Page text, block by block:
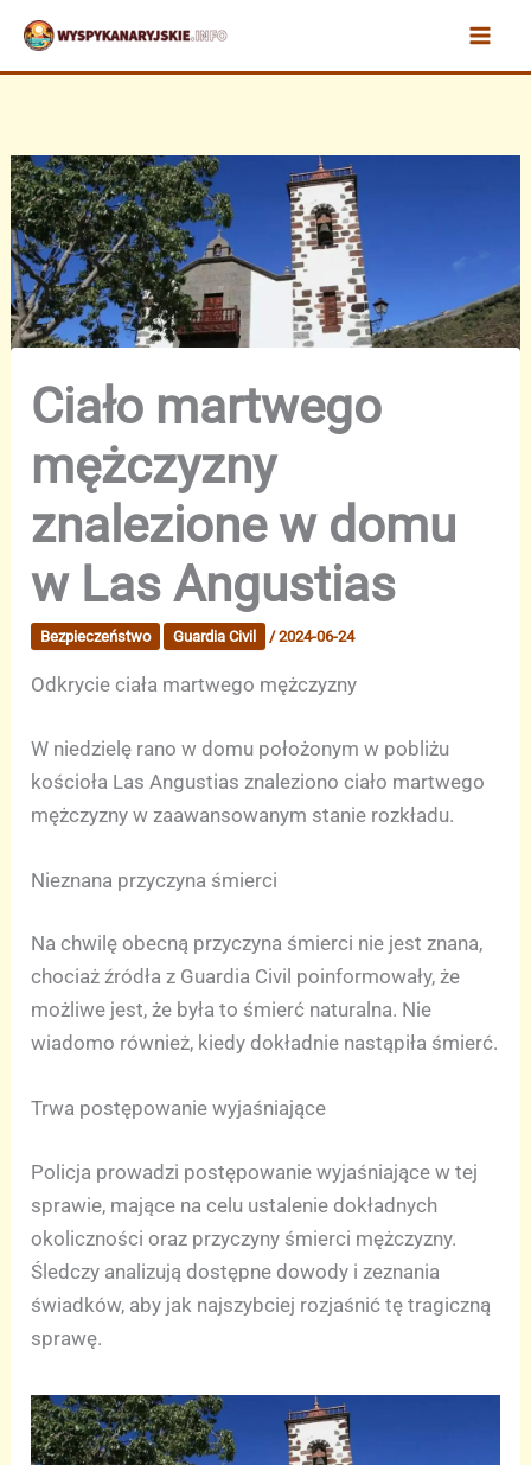
Przejdź
treści
Ciało martwego
mężczyzny
znalezione w domu
w Las Angustias
Bezpieczeństwo Guardia Civil /2024-06-24
Odkrycie ciała martwego mężczyzny
W niedzielę rano w domu położonym w pobliżu
kościoła Las Angustias znaleziono ciało martwego
mężczyzny w zaawansowanym stanie rozkładu.
Nieznana przyczyna śmierci
Na chwilę obecną przyczyna śmierci nie jest znana,
chociaż źródła z Guardia Civil poinformowały, że
możliwe jest, że była to śmierć naturalna. Nie
wiadomo również, kiedy dokładnie nastąpiła śmierć.
Trwa postępowanie wyjaśniające
Policja prowadzi postępowanie wyjaśniające w tej
sprawie, mające na celu ustalenie dokładnych
okoliczności oraz przyczyny śmierci mężczyzny.
Śledczy analizują dostępne dowody i zeznania
świadków, aby jak najszybciej rozjaśnić tę tragiczną
sprawę.